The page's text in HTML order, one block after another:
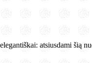
atsiusdami šią